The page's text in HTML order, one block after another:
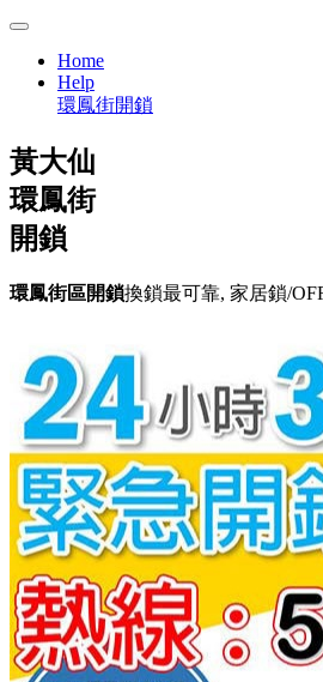
Home
Help
環鳳街開鎖
黃大仙
環鳳街
開鎖
環鳳街區開鎖換鎖最可靠, 家居鎖/